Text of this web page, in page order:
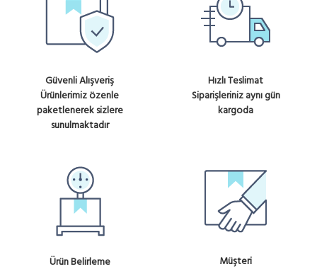
Güvenli Alışveriş
Ürünlerimiz özenle
paketlenerek sizlere
sunulmaktadır
Hızlı Teslimat
Siparişleriniz aynı gün
kargoda
Ürün Belirleme
Müşteri